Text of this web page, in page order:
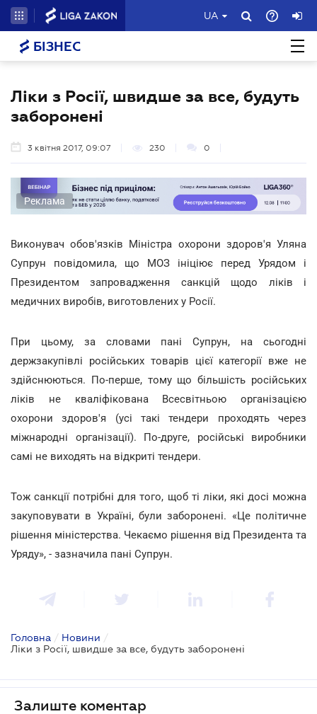
UA
БІЗНЕС
Ліки з Росії, швидше за все, будуть
заборонені
3 квітня 2017, 09:07 230 0
Реклама
Виконувач обов'язків Міністра охорони здоров'я Уляна
Супрун повідомила, що МОЗ ініціює перед Урядом і
Президентом запровадження санкцій щодо ліків і
медичних виробів, виготовлених у Росії.
При цьому, за словами пані Супрун, на сьогодні
держзакупівлі російських товарів цієї категорії вже не
здійснюються. По-перше, тому що більшість російських
ліків не кваліфікована Всесвітньою організацією
охорони здоров'я (усі такі тендери проходять через
міжнародні організації). По-друге, російські виробники
самі не виходять на відкриті тендери.
Тож санкції потрібні для того, щоб ті ліки, які досі можна
закуповувати в Україні, були заборонені. «Це політичне
рішення міністерства. Чекаємо рішення від Президента та
Уряду», - зазначила пані Супрун.
Головна / Новини /
Ліки з Росії, швидше за все, будуть заборонені
Залиште коментар